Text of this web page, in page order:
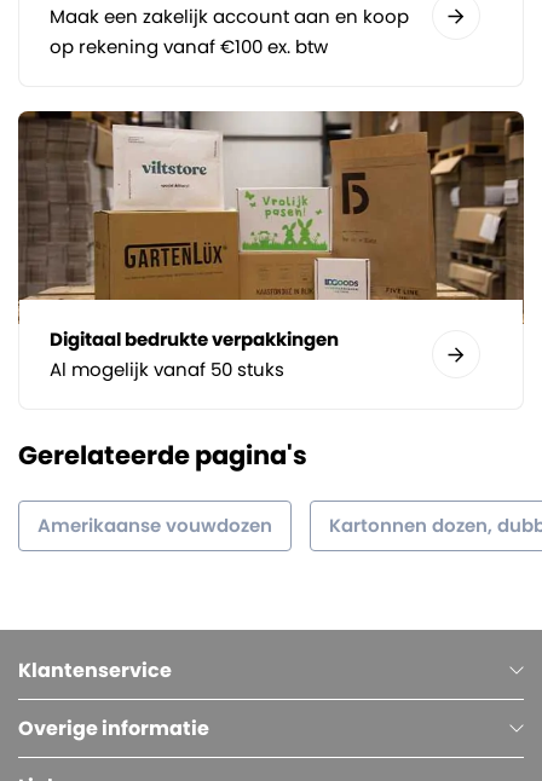
Maak een zakelijk account aan en koop
op rekening vanaf €100 ex. btw
Digitaal bedrukte verpakkingen
Al mogelijk vanaf 50 stuks
Gerelateerde pagina's
Amerikaanse vouwdozen Kartonnen dozen,
Klantenservice
Overige informatie